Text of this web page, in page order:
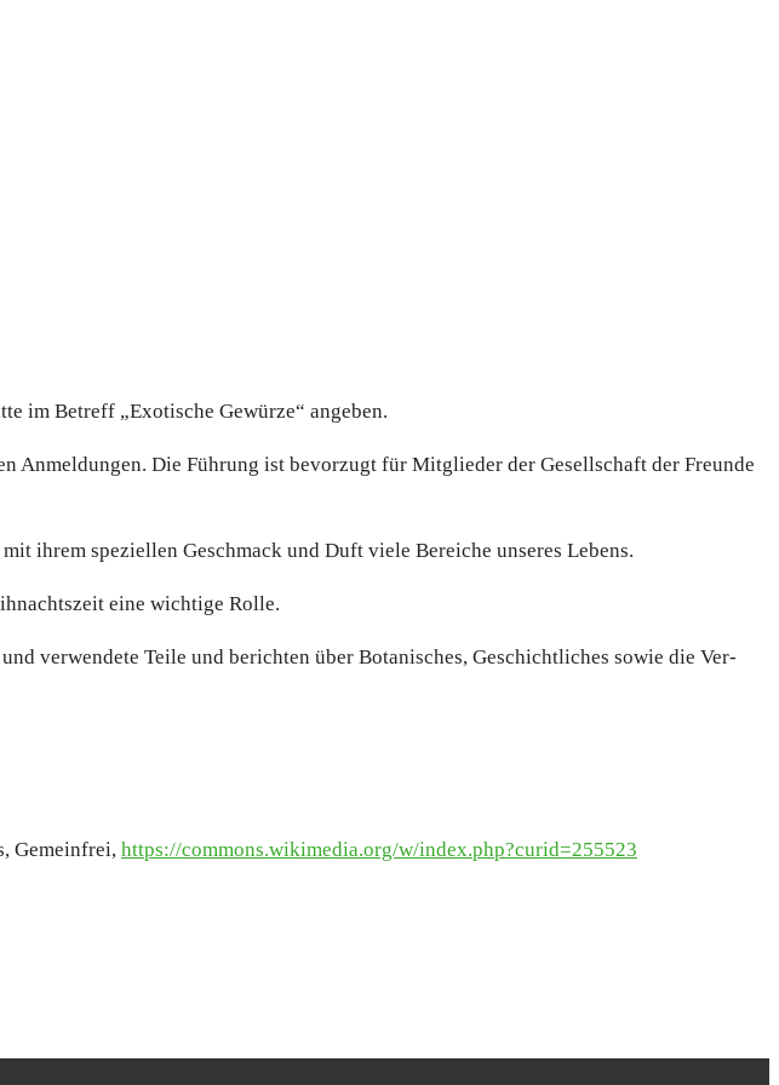
im Betreff „Exo­ti­sche Gewür­ze“ ange­ben.
Anmel­dun­gen. Die Füh­rung ist bevor­zugt für Mit­glie­der der Gesell­schaft der Freun­de
ihrem spe­zi­el­len Geschmack und Duft vie­le Berei­che unse­res Lebens.
eine wich­ti­ge Rol­le.
ver­wen­de­te Tei­le und berich­ten über Bota­ni­sches, Geschicht­li­ches sowie die Ver­
Gemein­frei, https://​com​mons​.wiki​me​dia​.org/​w​/​i​n​d​e​x​.​p​h​p​?​c​u​r​i​d​=​2​5​5​523